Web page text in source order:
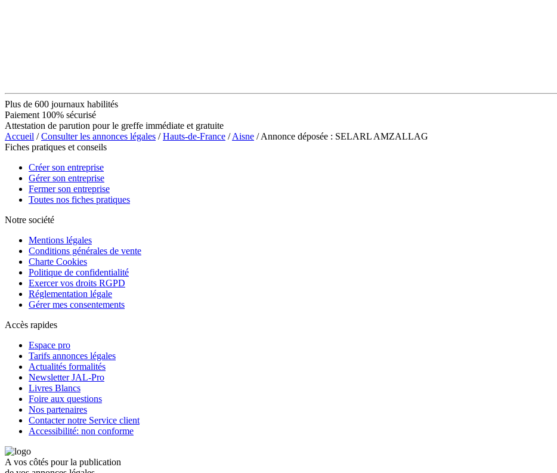
Plus de 600 journaux habilités
Paiement 100% sécurisé
Attestation de parution pour le greffe immédiate et gratuite
Accueil /Consulter les annonces légales /Hauts-de-France /Aisne / Annonce déposée : SELARL AMZALLAG
Fiches pratiques et conseils
Créer son entreprise
Gérer son entreprise
Fermer son entreprise
Toutes nos fiches pratiques
Notre société
Mentions légales
Conditions générales de vente
Charte Cookies
Politique de confidentialité
Exercer vos droits RGPD
Réglementation légale
Gérer mes consentements
Accès rapides
Espace pro
Tarifs annonces légales
Actualités formalités
Newsletter JAL-Pro
Livres Blancs
Foire aux questions
Nos partenaires
Contacter notre Service client
Accessibilité: non conforme
A vos côtés pour la publication